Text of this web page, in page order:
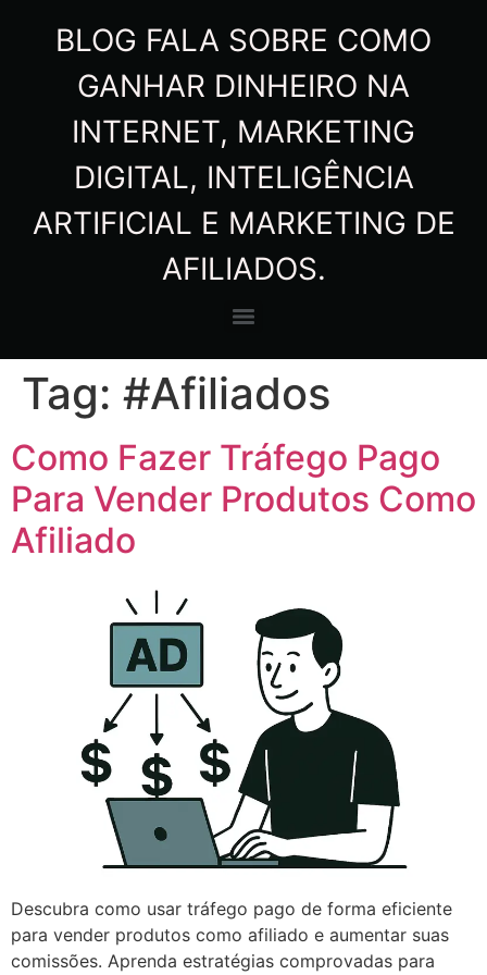
BLOG FALA SOBRE COMO
GANHAR DINHEIRO NA
INTERNET, MARKETING
DIGITAL, INTELIGÊNCIA
ARTIFICIAL E MARKETING DE
AFILIADOS.
Tag: #Afiliados
Como Fazer Tráfego Pago
Para Vender Produtos Como
Afiliado
Descubra como usar tráfego pago de forma eficiente
para vender produtos como afiliado e aumentar suas
comissões. Aprenda estratégias comprovadas para